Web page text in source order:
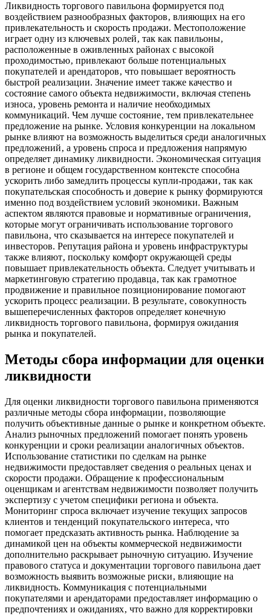
Ликвидность торгового павильона формируется под
воздействием разнообразных факторов‚ влияющих на его
привлекательность и скорость продажи. Местоположение
играет одну из ключевых ролей‚ так как павильоны‚
расположенные в оживленных районах с высокой
проходимостью‚ привлекают больше потенциальных
покупателей и арендаторов‚ что повышает вероятность
быстрой реализации. Значение имеет также качество и
состояние самого объекта недвижимости‚ включая степень
износа‚ уровень ремонта и наличие необходимых
коммуникаций. Чем лучше состояние‚ тем привлекательнее
предложение на рынке. Условия конкуренции на локальном
рынке влияют на возможность выделиться среди аналогичных
предложений‚ а уровень спроса и предложения напрямую
определяет динамику ликвидности. Экономическая ситуация
в регионе и общем государственном контексте способна
ускорить либо замедлить процессы купли-продажи‚ так как
покупательская способность и доверие к рынку формируются
именно под воздействием условий экономики. Важным
аспектом являются правовые и нормативные ограничения‚
которые могут ограничивать использование торгового
павильона‚ что сказывается на интересе покупателей и
инвесторов. Репутация района и уровень инфраструктуры
также влияют‚ поскольку комфорт окружающей среды
повышает привлекательность объекта. Следует учитывать и
маркетинговую стратегию продавца‚ так как грамотное
продвижение и правильное позиционирование помогают
ускорить процесс реализации. В результате‚ совокупность
вышеперечисленных факторов определяет конечную
ликвидность торгового павильона‚ формируя ожидания
рынка и покупателей.
Методы сбора информации для оценки
ликвидности
Для оценки ликвидности торгового павильона применяются
различные методы сбора информации‚ позволяющие
получить объективные данные о рынке и конкретном объекте.
Анализ рыночных предложений помогает понять уровень
конкуренции и сроки реализации аналогичных объектов.
Использование статистики по сделкам на рынке
недвижимости предоставляет сведения о реальных ценах и
скорости продажи. Обращение к профессиональным
оценщикам и агентствам недвижимости позволяет получить
экспертизу с учетом специфики региона и объекта.
Мониторинг спроса включает изучение текущих запросов
клиентов и тенденций покупательского интереса‚ что
помогает предсказать активность рынка. Наблюдение за
динамикой цен на объекты коммерческой недвижимости
дополнительно раскрывает рыночную ситуацию. Изучение
правового статуса и документации торгового павильона дает
возможность выявить возможные риски‚ влияющие на
ликвидность. Коммуникация с потенциальными
покупателями и арендаторами предоставляет информацию о
предпочтениях и ожиданиях‚ что важно для корректировки